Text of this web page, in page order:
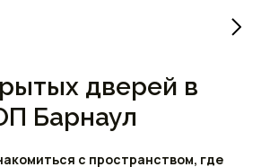
дверей в
Барнаул
с пространством, где